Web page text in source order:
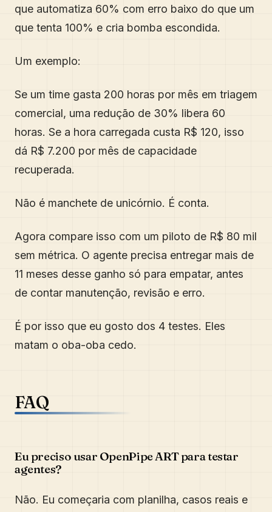
que automatiza 60% com erro baixo do que um
que tenta 100% e cria bomba escondida.
Um exemplo:
Se um time gasta 200 horas por mês em triagem
comercial, uma redução de 30% libera 60
horas. Se a hora carregada custa R$ 120, isso
dá R$ 7.200 por mês de capacidade
recuperada.
Não é manchete de unicórnio. É conta.
Agora compare isso com um piloto de R$ 80 mil
sem métrica. O agente precisa entregar mais de
11 meses desse ganho só para empatar, antes
de contar manutenção, revisão e erro.
É por isso que eu gosto dos 4 testes. Eles
matam o oba-oba cedo.
FAQ
Eu preciso usar OpenPipe ART para testar
agentes?
Não. Eu começaria com planilha, casos reais e